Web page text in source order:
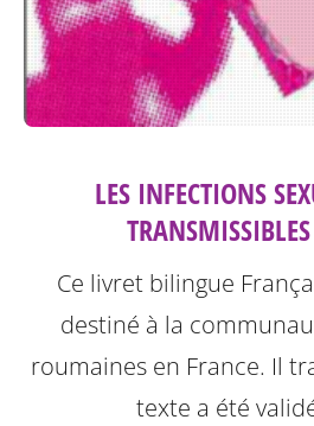
LES INFECTIONS
Ce livret bilingue
destiné à la
roumaines en France. Il
texte a été